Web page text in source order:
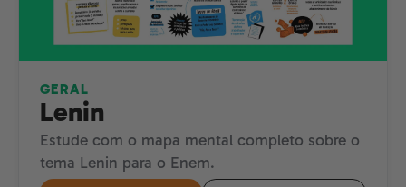
GERAL
Lenin
Estude com o mapa mental completo sobre o
tema Lenin para o Enem.